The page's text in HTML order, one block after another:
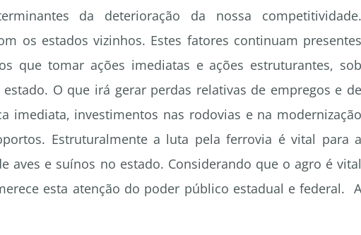
da deterioração da nossa competitividade.
os estados vizinhos. Estes fatores continuam presentes
que tomar ações imediatas e ações estruturantes, sob
O que irá gerar perdas relativas de empregos e de
imediata, investimentos nas rodovias e na modernização
Estruturalmente a luta pela ferrovia é vital para a
aves e suínos no estado. Considerando que o agro é vital
esta atenção do poder público estadual e federal. A